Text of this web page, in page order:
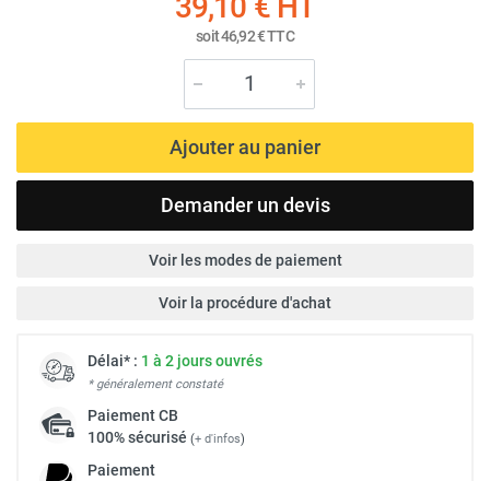
soit46,92 €TTC
Ajouter au panier
Demander un devis
Voir les modes de paiement
Voir la procédure d'achat
Délai* : 1 à 2 jours ouvrés
* généralement constaté
PaiementCB
100% sécurisé (+ d'infos)
Paiement